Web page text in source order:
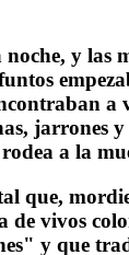
y las
a
jarrones
a la
que,
vivos
y que